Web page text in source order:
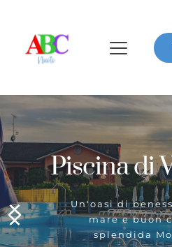
di Villanova
benessere tra sole,
buon cibo nella
Monferrato